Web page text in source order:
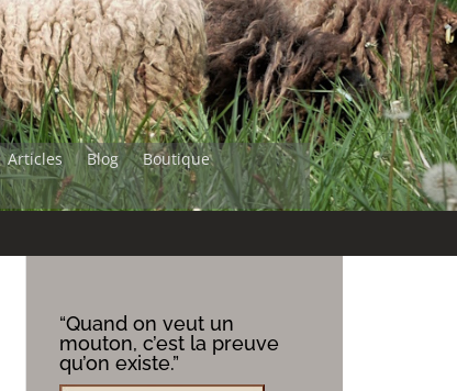
Articles Blog
Boutique
“Quand on veut un
mouton, c’est la preuve
qu’on existe.”